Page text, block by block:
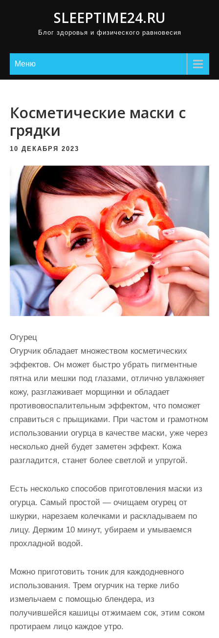
SLEEPTIME24.RU
Блог здоровья и физического равновесия
Меню
Косметические маски с
грядки
10 ДЕКАБРЯ 2023
Огурец
Огурчик обладает множеством косметических
эффектов. Он может быстро убрать пигментные
пятна или мешки под глазами, отлично увлажняет
кожу, разглаживает морщинки и обладает
противовоспалительным эффектом, что поможет
справиться с прыщиками. При частом и грамотном
использовании огурца в качестве маски, уже через
несколько дней будет заметен эффект. Кожа
разгладится, станет более светлой и упругой.
Есть несколько способов приготовления маски из
огурца. Самый простой — очищаем огурец от
шкурки, нарезаем колечками и раскладываем по
лицу. Держим 10 минут, убираем и умываемся
прохладной водой.
Можно приготовить тоник для каждодневного
использования. Трем огурчик на терке либо
измельчаем с помощью блендера, из
получившейся кашицы отжимаем сок, этим соком
протираем лицо каждое утро.